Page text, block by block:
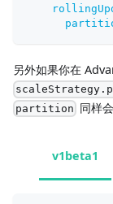
另外如果你在
partition 同样
v1beta1